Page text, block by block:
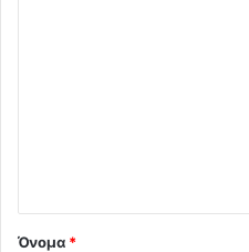
Όνομα *